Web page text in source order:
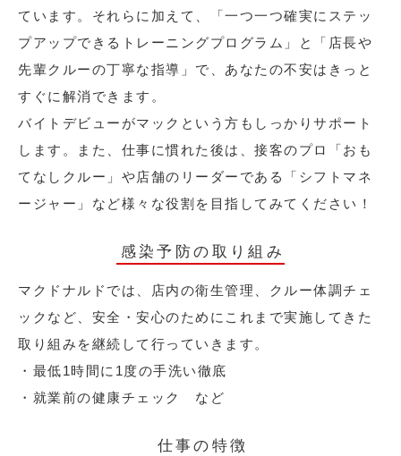
ています。それらに加えて、「一つ一つ確実にステッ
プアップできるトレーニングプログラム」と「店長や
先輩クルーの丁寧な指導」で、あなたの不安はきっと
すぐに解消できます。
バイトデビューがマックという方もしっかりサポート
します。また、仕事に慣れた後は、接客のプロ「おも
てなしクルー」や店舗のリーダーである「シフトマネ
ージャー」など様々な役割を目指してみてください！
感染予防の取り組み
マクドナルドでは、店内の衛生管理、クルー体調チェ
ックなど、安全・安心のためにこれまで実施してきた
取り組みを継続して行っていきます。
・最低1時間に1度の手洗い徹底
・就業前の健康チェック など
仕事の特徴